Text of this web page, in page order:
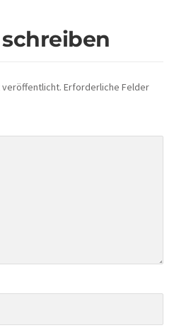
veröffentlicht. Erforderliche Felder